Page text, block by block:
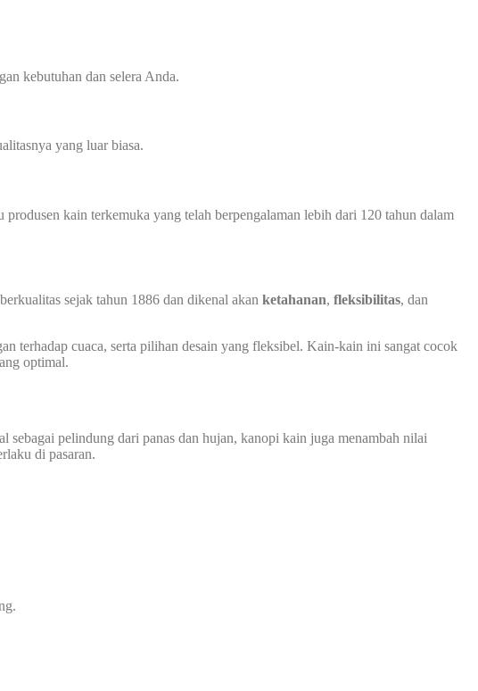
kebutuhan dan selera Anda.
yang luar biasa.
produsen kain terkemuka yang telah berpengalaman lebih dari 120 tahun dalam
sejak tahun 1886 dan dikenal akan ketahanan, fleksibilitas, dan
terhadap cuaca, serta pilihan desain yang fleksibel. Kain-kain ini sangat cocok
optimal.
pelindung dari panas dan hujan, kanopi kain juga menambah nilai
di pasaran.